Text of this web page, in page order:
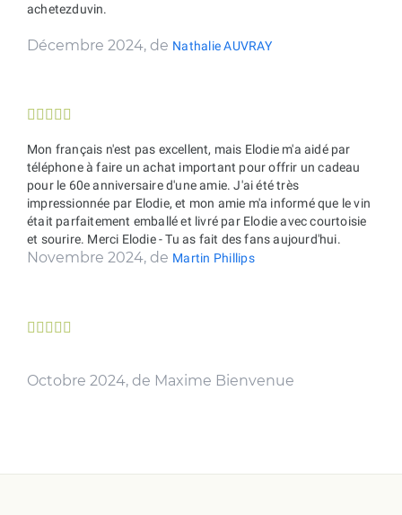
achetezduvin.
Décembre 2024, de Nathalie AUVRAY
    
Mon français n'est pas excellent, mais Elodie m'a aidé par
téléphone à faire un achat important pour offrir un cadeau
pour le 60e anniversaire d'une amie. J'ai été très
impressionnée par Elodie, et mon amie m'a informé que le vin
était parfaitement emballé et livré par Elodie avec courtoisie
et sourire. Merci Elodie - Tu as fait des fans aujourd'hui.
Novembre 2024, de Martin Phillips
    
Octobre 2024, de Maxime Bienvenue